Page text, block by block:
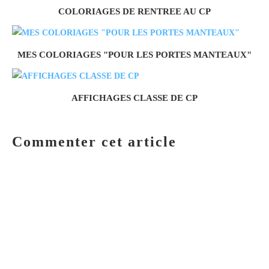
COLORIAGES DE RENTREE AU CP
MES COLORIAGES "POUR LES PORTES MANTEAUX"
AFFICHAGES CLASSE DE CP
Commenter cet article